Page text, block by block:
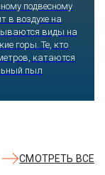
подвесному
в воздухе на
виды на
горы. Те, кто
катаются
пыл
СМОТРЕТЬ ВСЕ